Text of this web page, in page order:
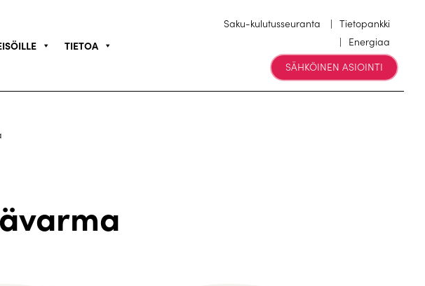
TIETOA
Saku-kulutusseuranta
Tietopankki
Energiaa
SÄHKÖINEN ASIOINTI